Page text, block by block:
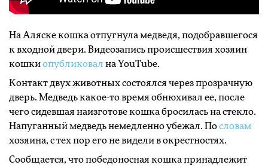
На Аляске кошка отпугнула медведя, подобравшегося
к входной двери. Видеозапись происшествия хозяин
кошкиопубликовал на YouTube.
Контакт двух животных состоялся через прозрачную
дверь. Медведь какое-то время обнюхивал ее, после
чего сидевшая наизготове кошка бросилась на стекло.
Напуганный медведь немедленно убежал. Пословам
хозяина, с тех пор его не видели в окрестностях.
Сообщается, что победоносная кошка принадлежит